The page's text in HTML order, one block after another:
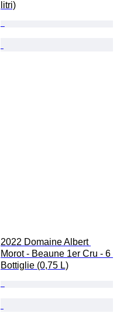
litri)
2022 Domaine Albert
Morot - Beaune 1er Cru - 6
Bottiglie (0,75 L)